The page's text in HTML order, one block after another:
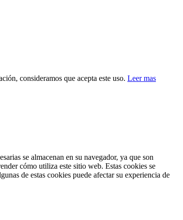
consideramos que acepta este uso. Leer mas
se almacenan en su navegador, ya que son
cómo utiliza este sitio web. Estas cookies se
de estas cookies puede afectar su experiencia de